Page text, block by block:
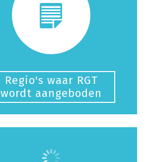
Regio's waar RGT
wordt aangeboden